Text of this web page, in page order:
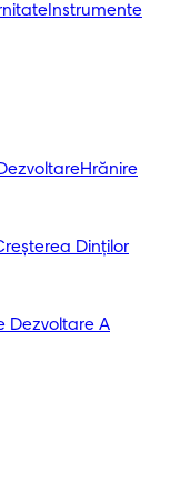
Instrumente
Hrănire
Dinților
Dezvoltare A